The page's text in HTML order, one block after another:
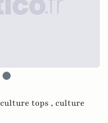
culture tops , culture